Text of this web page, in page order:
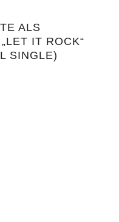
ALS
IT ROCK“
SINGLE)